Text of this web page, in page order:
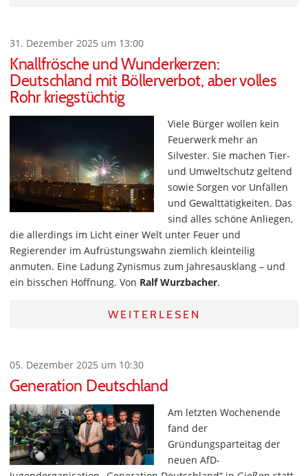
31. Dezember 2025 um 13:00
Knallfrösche und Wunderkerzen:
Deutschland mit Böllerverbot, aber volles
Rohr kriegstüchtig
Viele Bürger wollen kein
Feuerwerk mehr an
Silvester. Sie machen Tier-
und Umweltschutz geltend
sowie Sorgen vor Unfällen
und Gewalttätigkeiten. Das
sind alles schöne Anliegen,
die allerdings im Licht einer Welt unter Feuer und
Regierender im Aufrüstungswahn ziemlich kleinteilig
anmuten. Eine Ladung Zynismus zum Jahresausklang – und
ein bisschen Hoffnung. Von Ralf Wurzbacher.
WEITERLESEN
05. Dezember 2025 um 10:30
Generation Deutschland
Am letzten Wochenende
fand der
Gründungsparteitag der
neuen AfD-